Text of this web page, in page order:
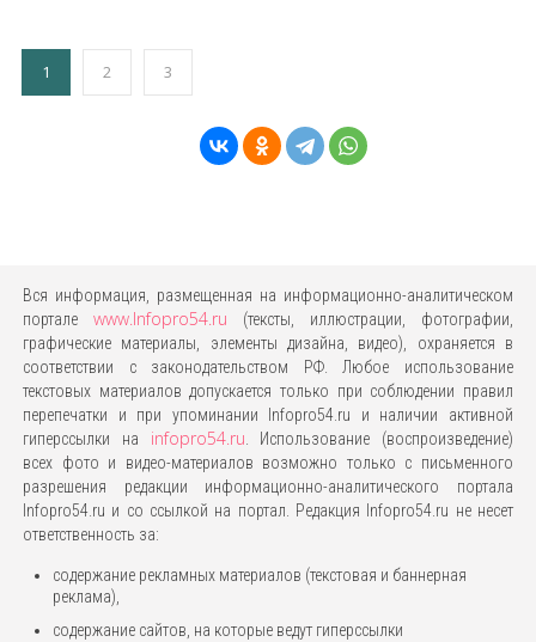
1 2 3
Вся информация, размещенная на информационно-аналитическом
портале www.Infopro54.ru (тексты, иллюстрации, фотографии,
графические материалы, элементы дизайна, видео), охраняется в
соответствии с законодательством РФ. Любое использование
текстовых материалов допускается только при соблюдении правил
перепечатки и при упоминании Infopro54.ru и наличии активной
гиперссылки на infopro54.ru . Использование (воспроизведение)
всех фото и видео-материалов возможно только с письменного
разрешения редакции информационно-аналитического портала
Infopro54.ru и со ссылкой на портал. Редакция Infopro54.ru не несет
ответственность за:
содержание рекламных материалов (текстовая и баннерная
реклама),
содержание сайтов, на которые ведут гиперссылки